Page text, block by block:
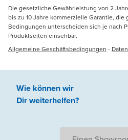
Die gesetzliche Gewährleistung von 2
bis zu 10 Jahre kommerzielle Garantie,
Bedingungen unterscheiden sich je nach
Produktseiten einsehbar.
Allgemeine Geschäftsbedingungen -
Wie können wir
Dir weiterhelfen?